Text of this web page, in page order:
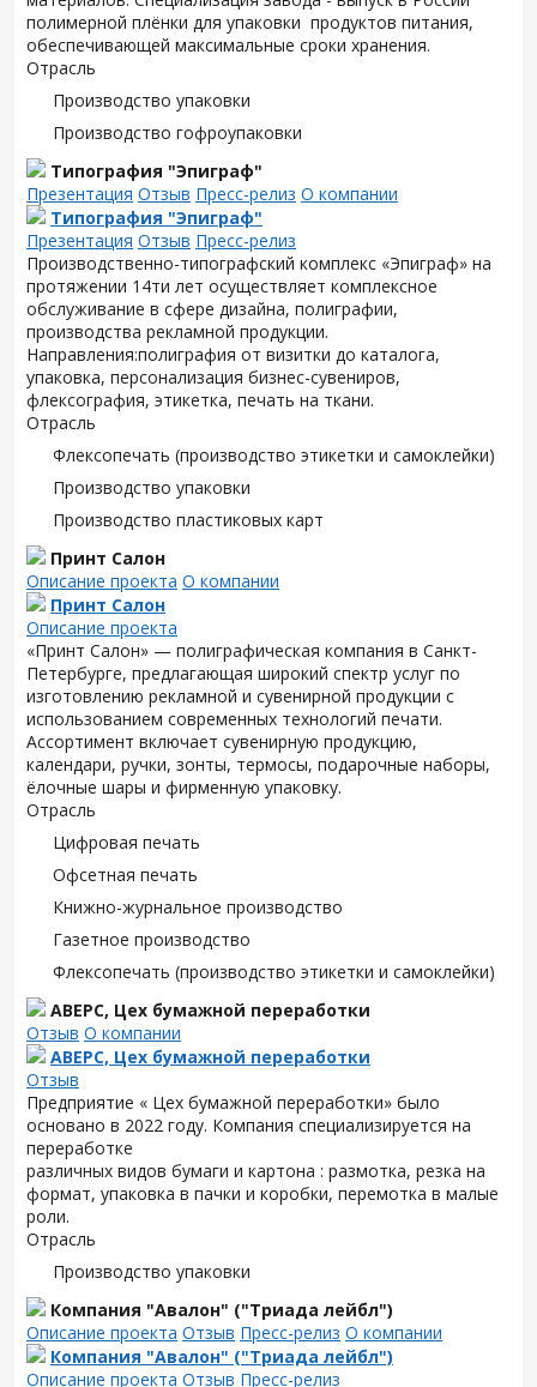
полимерной плёнки для упаковки продуктов питания,
обеспечивающей максимальные сроки хранения.
Отрасль
Производство упаковки
Производство гофроупаковки
Типография "Эпиграф"
Презентация Отзыв Пресс-релиз О компании
Типография "Эпиграф"
Презентация Отзыв Пресс-релиз
Производственно-типографский комплекс «Эпиграф» на
протяжении 14ти лет осуществляет комплексное
обслуживание в сфере дизайна, полиграфии,
производства рекламной продукции.
Направления:полиграфия от визитки до каталога,
упаковка, персонализация бизнес-сувениров,
флексография, этикетка, печать на ткани.
Отрасль
Флексопечать (производство этикетки и самоклейки)
Производство упаковки
Производство пластиковых карт
Принт Салон
Описание проекта О компании
Принт Салон
Описание проекта
«Принт Салон» — полиграфическая компания в Санкт-
Петербурге, предлагающая широкий спектр услуг по
изготовлению рекламной и сувенирной продукции с
использованием современных технологий печати.
Ассортимент включает сувенирную продукцию,
календари, ручки, зонты, термосы, подарочные наборы,
ёлочные шары и фирменную упаковку.
Отрасль
Цифровая печать
Офсетная печать
Книжно-журнальное производство
Газетное производство
Флексопечать (производство этикетки и самоклейки)
АВЕРС, Цех бумажной переработки
Отзыв О компании
АВЕРС, Цех бумажной переработки
Отзыв
Предприятие « Цех бумажной переработки» было
основано в 2022 году. Компания специализируется на
переработке
различных видов бумаги и картона : размотка, резка на
формат, упаковка в пачки и коробки, перемотка в малые
роли.
Отрасль
Производство упаковки
Компания "Авалон" ("Триада лейбл")
Описание проекта Отзыв Пресс-релиз О компании
Компания "Авалон" ("Триада лейбл")
Описание проекта Отзыв Пресс-релиз